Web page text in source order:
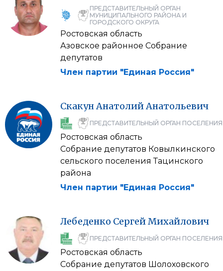
ПРЕДСТАВИТЕЛЬНЫЙ ОРГАН
МУНИЦИПАЛЬНОГО РАЙОНА И
ГОРОДСКОГО ОКРУГА
Ростовская область
Азовское районное Собрание
депутатов
Член партии "Единая Россия"
СкакунАнатолийАнатольевич
ПРЕДСТАВИТЕЛЬНЫЙ ОРГАН ПОСЕЛЕНИЯ
Ростовская область
Собрание депутатов Ковылкинского
сельского поселения Тацинского
района
Член партии "Единая Россия"
Лебеденко СергейМихайлович
ПРЕДСТАВИТЕЛЬНЫЙ ОРГАН ПОСЕЛЕНИЯ
Ростовская область
Собрание депутатов Шолоховского